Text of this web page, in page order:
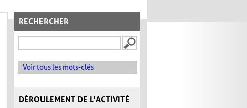
RECHERCHER
Voir tous les mots-clés
DÉROULEMENT DE L'ACTIVITÉ